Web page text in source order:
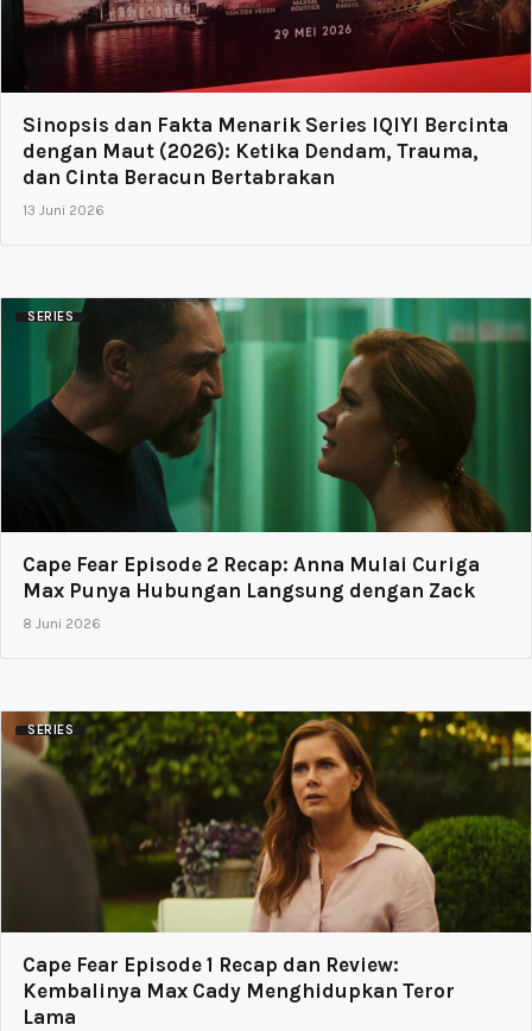
Sinopsis dan Fakta Menarik Series IQIYI Bercinta
dengan Maut (2026): Ketika Dendam, Trauma,
dan Cinta Beracun Bertabrakan
13 Juni 2026
SERIES
Cape Fear Episode 2 Recap: Anna Mulai Curiga
Max Punya Hubungan Langsung dengan Zack
8 Juni 2026
SERIES
Cape Fear Episode 1 Recap dan Review:
Kembalinya Max Cady Menghidupkan Teror
Lama